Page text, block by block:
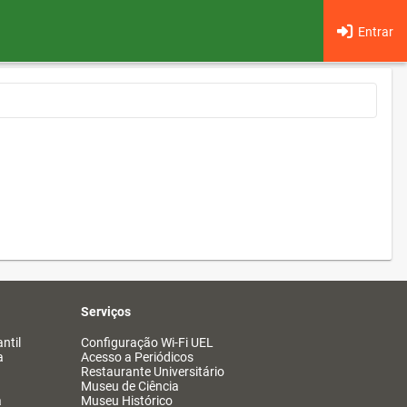
Entrar
Serviços
Configuração Wi-Fi UEL
Acesso a Periódicos
Restaurante Universitário
Museu de Ciência
Museu Histórico